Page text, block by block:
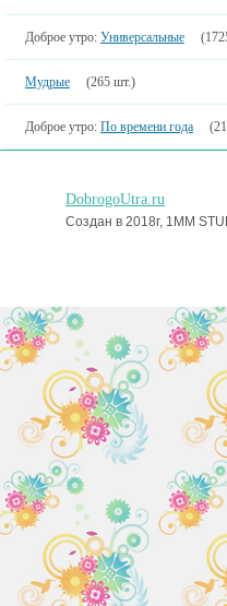
Доброе утро: Универсальные
Мудрые (265 шт.)
Доброе утро: По времени года
DobrogoUtra.ru
Создан в 2018г, 1MM